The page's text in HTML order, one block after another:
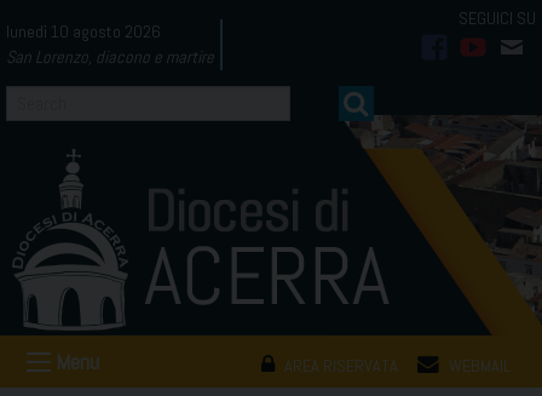
to
content
lunedì 10 agosto 2026
San Lorenzo, diacono e martire
AREA RISERVATA WEBMAIL
Menu